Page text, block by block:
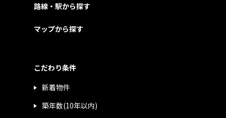
路線・駅から探す
マップから探す
こだわり条件
新着物件
築年数(10年以内)